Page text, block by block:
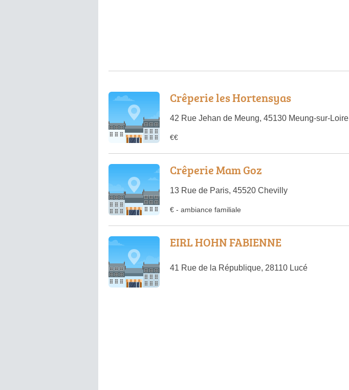
Crêperie les Hortensyas
42 Rue Jehan de Meung, 45130 Meung-sur-Loire
€€
Crêperie Mam Goz
13 Rue de Paris, 45520 Chevilly
€ - ambiance familiale
EIRL HOHN FABIENNE
41 Rue de la République, 28110 Lucé